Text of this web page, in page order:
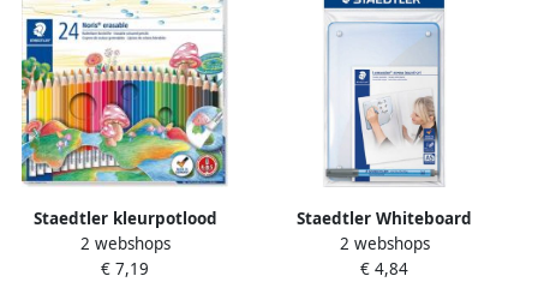
Staedtler kleurpotlood
Noris Club uitgombaar 24
potloden
2 webshops
€ 7,19
Staedtler Whiteboard
Lumocolor memo A5 met
pen 305
2 webshops
€ 4,84